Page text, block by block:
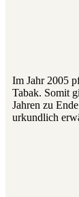
Im Jahr 2005
Tabak. Somit
Jahren zu
urkundlich